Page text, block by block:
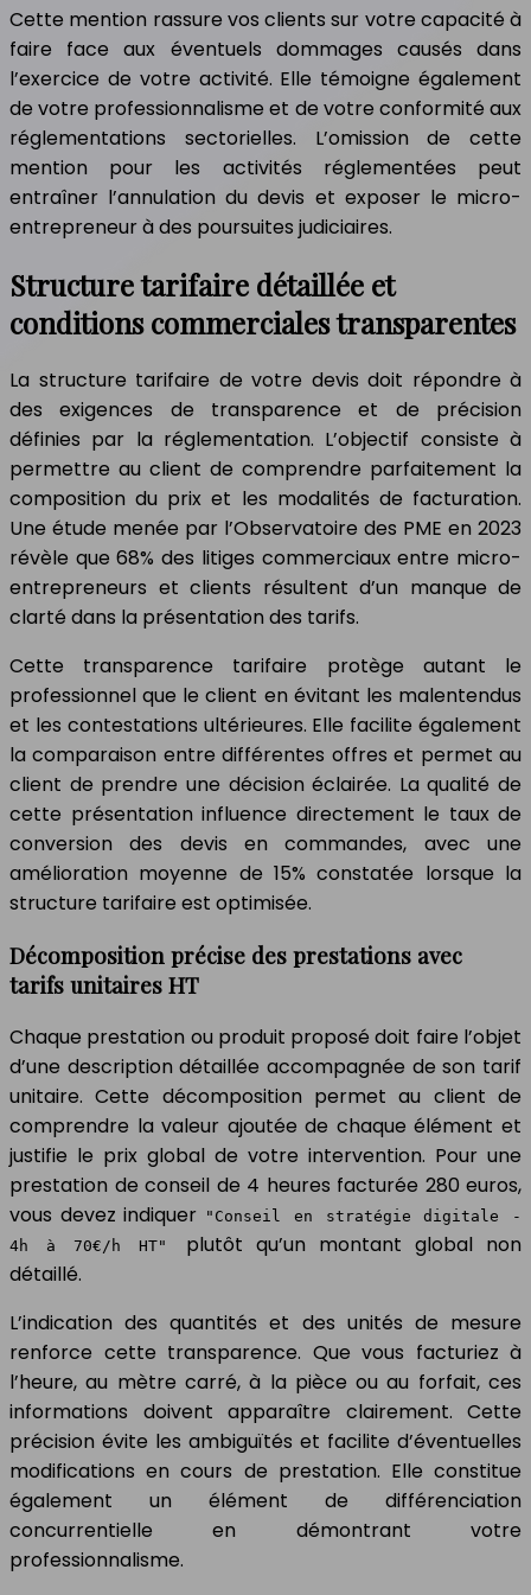
Cette mention rassure vos clients sur votre capacité à
faire face aux éventuels dommages causés dans
l’exercice de votre activité. Elle témoigne également
de votre professionnalisme et de votre conformité aux
réglementations sectorielles. L’omission de cette
mention pour les activités réglementées peut
entraîner l’annulation du devis et exposer le micro-
entrepreneur à des poursuites judiciaires.
Structure tarifaire détaillée et
conditions commerciales transparentes
La structure tarifaire de votre devis doit répondre à
des exigences de transparence et de précision
définies par la réglementation. L’objectif consiste à
permettre au client de comprendre parfaitement la
composition du prix et les modalités de facturation.
Une étude menée par l’Observatoire des PME en 2023
révèle que 68% des litiges commerciaux entre micro-
entrepreneurs et clients résultent d’un manque de
clarté dans la présentation des tarifs.
Cette transparence tarifaire protège autant le
professionnel que le client en évitant les malentendus
et les contestations ultérieures. Elle facilite également
la comparaison entre différentes offres et permet au
client de prendre une décision éclairée. La qualité de
cette présentation influence directement le taux de
conversion des devis en commandes, avec une
amélioration moyenne de 15% constatée lorsque la
structure tarifaire est optimisée.
Décomposition précise des prestations avec
tarifs unitaires HT
Chaque prestation ou produit proposé doit faire l’objet
d’une description détaillée accompagnée de son tarif
unitaire. Cette décomposition permet au client de
comprendre la valeur ajoutée de chaque élément et
justifie le prix global de votre intervention. Pour une
prestation de conseil de 4 heures facturée 280 euros,
vous devez indiquer "Conseil en stratégie digitale -
4h à 70€/h HT" plutôt qu’un montant global non
détaillé.
L’indication des quantités et des unités de mesure
renforce cette transparence. Que vous facturiez à
l’heure, au mètre carré, à la pièce ou au forfait, ces
informations doivent apparaître clairement. Cette
précision évite les ambiguïtés et facilite d’éventuelles
modifications en cours de prestation. Elle constitue
également un élément de différenciation
concurrentielle en démontrant votre
professionnalisme.